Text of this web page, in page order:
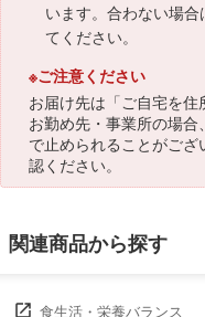
います。合わない場
てください。
※ご注意ください
お届け先は「ご自宅を
お勤め先・事業所の場
で止められることがご
認ください。
関連商品から探す
食生活・栄養バランス